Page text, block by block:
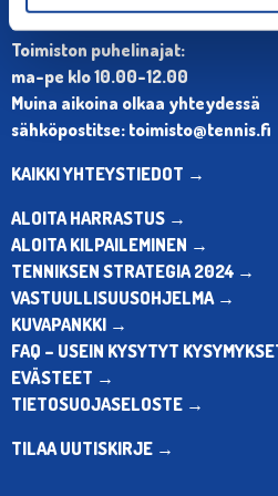
Puh. 010 574 3959
Toimiston puhelinajat:
ma-pe klo 10.00-12.00
Muina aikoina olkaa yhteydessä
sähköpostitse: toimisto@tennis.fi
KAIKKI YHTEYSTIEDOT →
ALOITA HARRASTUS →
ALOITA KILPAILEMINEN →
TENNIKSEN STRATEGIA 2024 →
VASTUULLISUUSOHJELMA →
KUVAPANKKI →
FAQ – USEIN KYSYTYT
EVÄSTEET →
TIETOSUOJASELOSTE →
TILAA UUTISKIRJE →